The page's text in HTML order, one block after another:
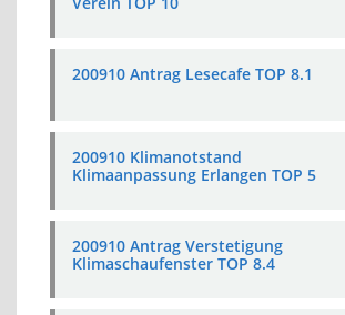
200910 Antrag Lesecafe TOP 8.1
200910 Klimanotstand
Klimaanpassung Erlangen TOP 5
200910 Antrag Verstetigung
Klimaschaufenster TOP 8.4